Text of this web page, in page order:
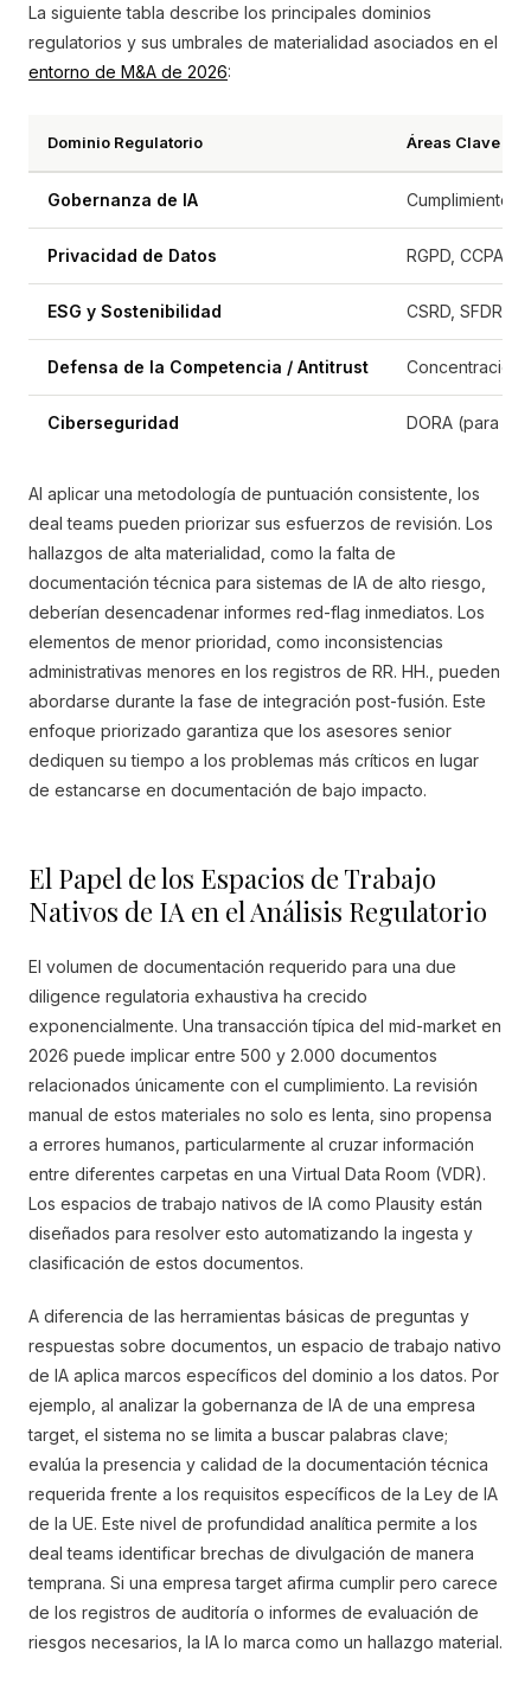
La siguiente tabla describe los principales dominios
regulatorios y sus umbrales de materialidad asociados en el
entorno de M&A de 2026:
Dominio Regulatorio Áreas Clave de
Gobernanza de IA Cumplimiento
Privacidad de Datos RGPD, CCPA,
ESG y Sostenibilidad CSRD, SFDR,
Defensa de la Competencia / Antitrust Concentración
Ciberseguridad DORA (para
Al aplicar una metodología de puntuación consistente, los
deal teams pueden priorizar sus esfuerzos de revisión. Los
hallazgos de alta materialidad, como la falta de
documentación técnica para sistemas de IA de alto riesgo,
deberían desencadenar informes red-flag inmediatos. Los
elementos de menor prioridad, como inconsistencias
administrativas menores en los registros de RR. HH., pueden
abordarse durante la fase de integración post-fusión. Este
enfoque priorizado garantiza que los asesores senior
dediquen su tiempo a los problemas más críticos en lugar
de estancarse en documentación de bajo impacto.
El Papel de los Espacios de Trabajo
Nativos de IA en el Análisis Regulatorio
El volumen de documentación requerido para una due
diligence regulatoria exhaustiva ha crecido
exponencialmente. Una transacción típica del mid-market en
2026 puede implicar entre 500 y 2.000 documentos
relacionados únicamente con el cumplimiento. La revisión
manual de estos materiales no solo es lenta, sino propensa
a errores humanos, particularmente al cruzar información
entre diferentes carpetas en una Virtual Data Room (VDR).
Los espacios de trabajo nativos de IA como Plausity están
diseñados para resolver esto automatizando la ingesta y
clasificación de estos documentos.
A diferencia de las herramientas básicas de preguntas y
respuestas sobre documentos, un espacio de trabajo nativo
de IA aplica marcos específicos del dominio a los datos. Por
ejemplo, al analizar la gobernanza de IA de una empresa
target, el sistema no se limita a buscar palabras clave;
evalúa la presencia y calidad de la documentación técnica
requerida frente a los requisitos específicos de la Ley de IA
de la UE. Este nivel de profundidad analítica permite a los
deal teams identificar brechas de divulgación de manera
temprana. Si una empresa target afirma cumplir pero carece
de los registros de auditoría o informes de evaluación de
riesgos necesarios, la IA lo marca como un hallazgo material.